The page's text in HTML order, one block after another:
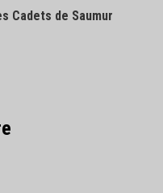
Cadets de Saumur